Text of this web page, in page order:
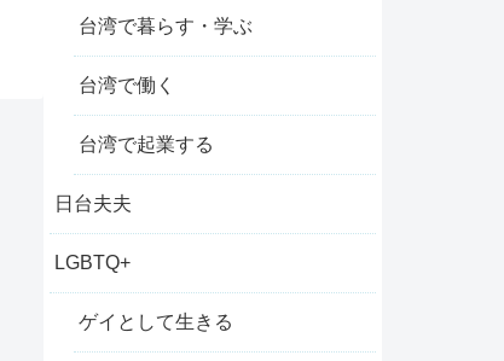
台湾で暮らす・学ぶ
台湾で働く
台湾で起業する
日台夫夫
LGBTQ+
ゲイとして生きる